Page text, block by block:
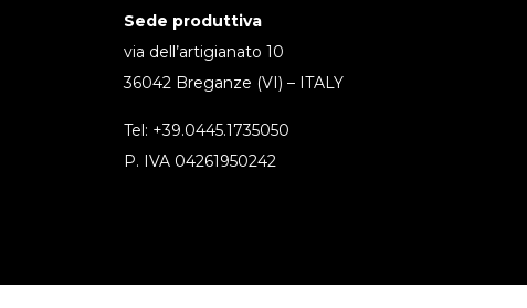
Sede produttiva
via dell’artigianato 10
36042 Breganze (VI) – ITALY
Tel: +39.0445.1735050
P. IVA 04261950242